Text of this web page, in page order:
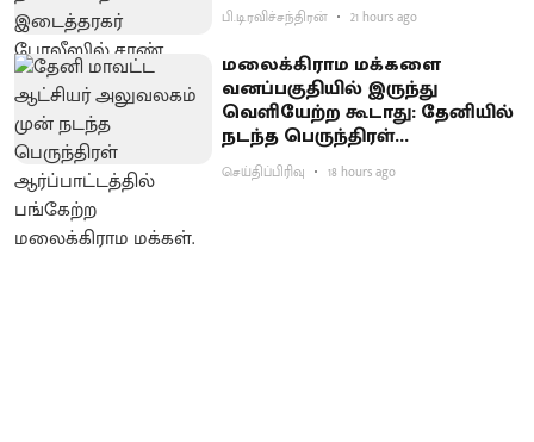
பி.டி.ரவிச்சந்திரன் 21 hours ago
மலைக்கிராம மக்களை
வனப்பகுதியில் இருந்து
வெளியேற்ற கூடாது: தேனியில்
நடந்த பெருந்திரள்
ஆர்ப்பாட்டத்தில் வலியுறுத்தல்
செய்திப்பிரிவு 18 hours ago